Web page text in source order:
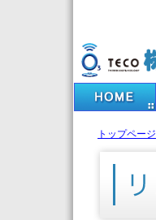
トップページ